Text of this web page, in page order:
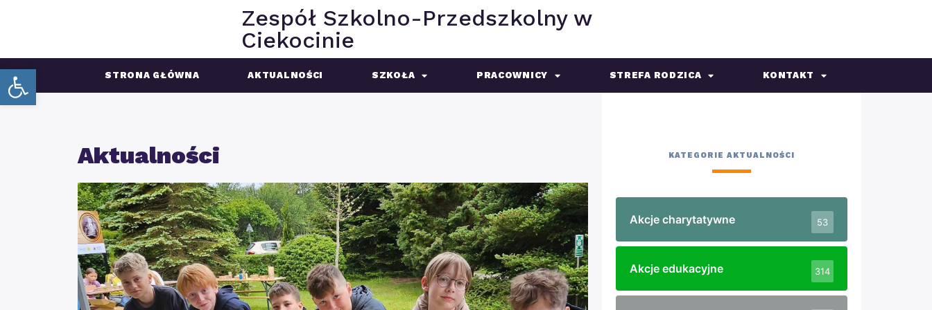
Open toolbar
Zespół Szkolno-Przedszkolny w
Ciekocinie
STRONA GŁÓWNA AKTUALNOŚCI SZKOŁA PRACOWNICY STREFA RODZICA KONTAKT
Aktualności KATEGORIE AKTUALNOŚCI
Akcje charytatywne 53
Akcje edukacyjne 314